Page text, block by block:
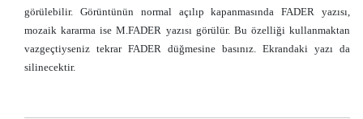
görülebilir. Görüntünün normal açılıp kapanmasında FADER yazısı,
mozaik kararma ise M.FADER yazısı görülür. Bu özelliği kullanmaktan
vazgeçtiyseniz tekrar FADER düğmesine basınız. Ekrandaki yazı da
silinecektir.